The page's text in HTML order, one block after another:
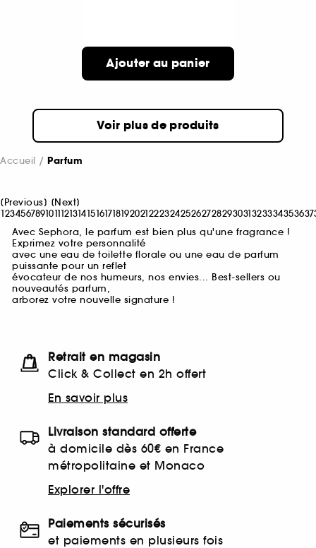
Ajouter au panier
Voir plus de produits
Accueil Parfum
[Previous] [Next]
12345678910111213141516171819202122232425262728293031323334353637
Avec Sephora, le parfum est bien plus qu'une fragrance !
Exprimez votre personnalité
avec une eau de toilette florale ou une eau de parfum
puissante pour un reflet
évocateur de nos humeurs, nos envies... Best-sellers ou
nouveautés parfum,
arborez votre nouvelle signature !
Retrait en magasin
Click & Collect en 2h offert
En savoir plus
Livraison standard offerte
à domicile dès 60€ en France
métropolitaine et Monaco
Explorer l'offre
Paiements sécurisés
et paiements en plusieurs fois